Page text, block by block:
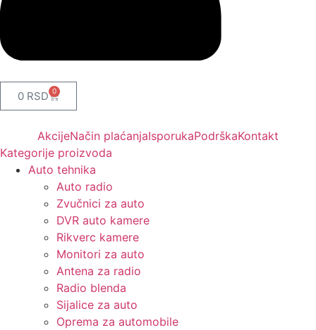
0 RSD 0
Kategorije proizvoda
Auto tehnika
Auto radio
Zvučnici za auto
DVR auto kamere
Rikverc kamere
Monitori za auto
Antena za radio
Radio blenda
Sijalice za auto
Oprema za automobile
AkcijeNačin plaćanjaIsporukaPodrškaKontakt